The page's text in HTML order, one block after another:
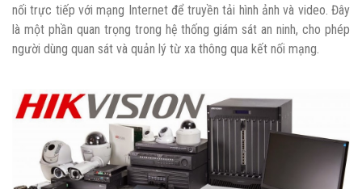
nối trực tiếp với mạng Internet để truyền tải hình ảnh và video. Đây
là một phần quan trọng trong hệ thống giám sát an ninh, cho phép
người dùng quan sát và quản lý từ xa thông qua kết nối mạng.
Hikvision:
Chất lượng hình ảnh cao: Camera IP Hikvision thường hỗ
trợ độ phân giải từ HD, Full HD đến 4K, mang lại hình ảnh sắc
nét và chi tiết.